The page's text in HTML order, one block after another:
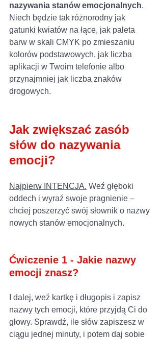
nazywania stanów emocjonalnych.
Niech będzie tak różnorodny jak
gatunki kwiatów na łące, jak paleta
barw w skali CMYK po zmieszaniu
kolorów podstawowych, jak liczba
aplikacji w Twoim telefonie albo
przynajmniej jak liczba znaków
drogowych.
Jak zwiększać zasób
słów do nazywania
emocji?
Najpierw INTENCJA. Weź głęboki
oddech i wyraź swoje pragnienie –
chciej poszerzyć swój słownik o nazwy
nowych stanów emocjonalnych.
Ćwiczenie 1 - Jakie nazwy
emocji znasz?
I dalej, weź kartkę i długopis i zapisz
nazwy tych emocji, które przyjdą Ci do
głowy. Sprawdź, ile słów zapiszesz w
ciągu jednej minuty, i potem daj sobie